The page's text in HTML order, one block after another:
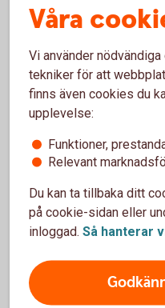
enligt lag skyldig att
valutakontot och hur du
Vänd dig till ditt
Valutakonto och gå
Hitta bankkontor och
Konton och
Våra
Vi använder
tekniker för att
finns även cookies du
upplevelse:
Funktioner,
Relevant
Du kan ta tillbaka ditt
på cookie-sidan eller
inloggad. Så hanterar